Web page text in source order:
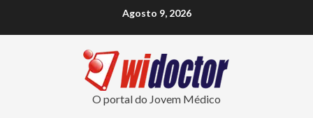
Agosto 9, 2026
O portal do Jovem Médico